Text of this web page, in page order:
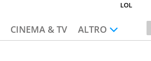
LOL
CINEMA & TV ALTRO